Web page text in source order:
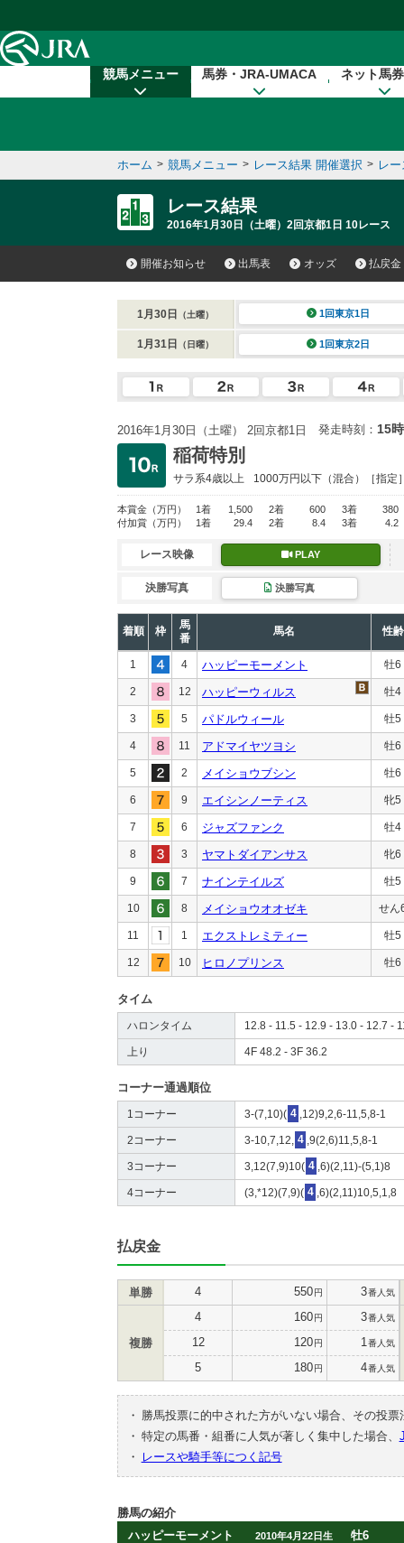
競馬メニュー 馬券・JRA-UMACA ネット馬
ホーム > 競馬メニュー > レース結果 開催選択 > レ
レース結果
2016年1月30日（土曜）2回京都1日 10レース
開催お知らせ 出馬表 オッズ 払戻金
1月30日 （土曜） 1回東京1日
1月31日 （日曜） 1回東京2日
2016年1月30日（土曜） 2回京都1日 発走時刻： 15
稲荷特別
サラ系4歳以上 1000万円以下 （混合）［指定
本賞金 （万円） 1着 1,500 2着 600 3着
380
付加賞 （万円） 1着 29.4 2着 8.4 3着 4.2
レース映像 PLAY
決勝写真 決勝写真
着順 枠
馬
番
馬名 性齢
1 4 ハッピーモーメント 牡6
2 12 ハッピーウィルス 牡4
3 5 パドルウィール 牡5
4 11 アドマイヤツヨシ 牡6
5 2 メイショウブシン 牡6
6 9 エイシンノーティス 牝5
7 6 ジャズファンク 牡4
8 3 ヤマトダイアンサス 牝6
9 7 ナインテイルズ 牡5
10 8 メイショウオオゼキ せん
11 1 エクストレミティー 牡5
12 10 ヒロノプリンス 牡6
タイム
ハロンタイム 12.8 - 11.5 - 12.9 - 13.0 - 12.7 -
上り 4F 48.2 - 3F 36.2
コーナー通過順位
1コーナー 3-(7,10)( 4 ,12)9,2,6-11,5,8-1
2コーナー 3-10,7,12, 4 ,9(2,6)11,5,8-1
3コーナー 3,12(7,9)10( 4 ,6)(2,11)-(5,1)8
4コーナー (3,*12)(7,9)( 4 ,6)(2,11)10,5,1,8
払戻金
単勝 4 550円 3番人気
複勝
4 160円 3番人気
12 120円 1 番人気
5 180円 4番人気
・
勝馬投票に的中された方がいない場合、その投
・ 特定の馬番・組番に人気が著しく集中した場合、
・
レースや騎手等につく記号
勝馬の紹介
ハッピーモーメント
2010年4月22日生 牡6